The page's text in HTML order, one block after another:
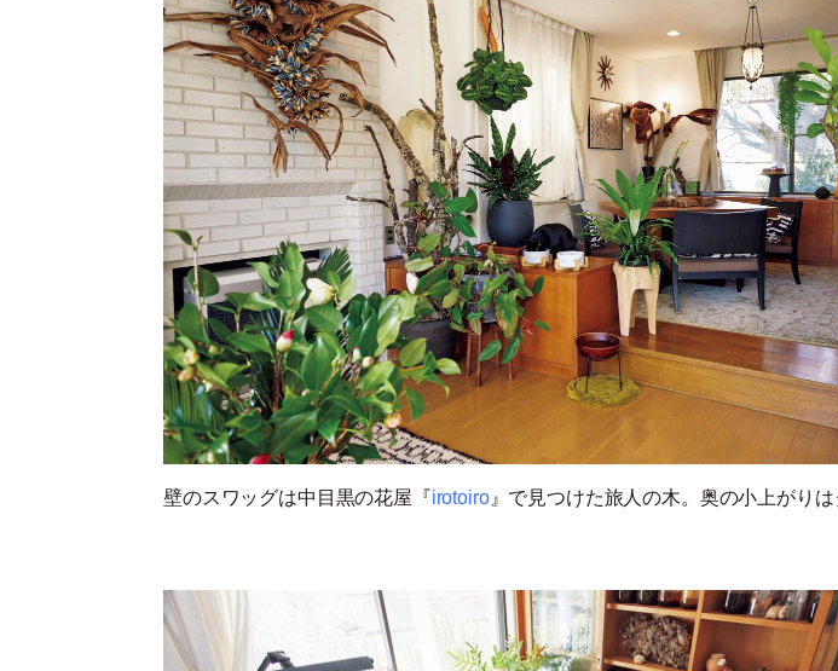
壁のスワッグは中目黒の花屋『irotoiro』 で見つけた旅人の木。奥の小上がりは